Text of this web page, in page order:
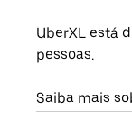
UberXL está
pessoas.
Saiba mais